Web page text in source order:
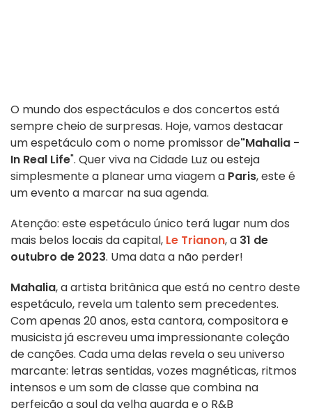
O mundo dos espectáculos e dos concertos está
sempre cheio de surpresas. Hoje, vamos destacar
um espetáculo com o nome promissor de"Mahalia -
In Real Life". Quer viva na Cidade Luz ou esteja
simplesmente a planear uma viagem a Paris, este é
um evento a marcar na sua agenda.
Atenção: este espetáculo único terá lugar num dos
mais belos locais da capital, Le Trianon, a 31 de
outubro de 2023. Uma data a não perder!
Mahalia, a artista britânica que está no centro deste
espetáculo, revela um talento sem precedentes.
Com apenas 20 anos, esta cantora, compositora e
musicista já escreveu uma impressionante coleção
de canções. Cada uma delas revela o seu universo
marcante: letras sentidas, vozes magnéticas, ritmos
intensos e um som de classe que combina na
perfeição a soul da velha guarda e o R&B